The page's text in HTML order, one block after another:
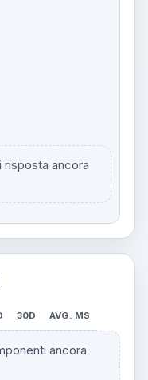
risposta ancora
30D AVG. MS
ancora